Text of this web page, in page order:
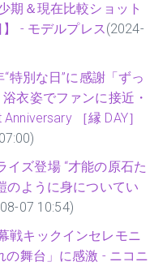
期＆現在比較ショット
- モデルプレス(2024-
特別な日”に感謝「ずっ
衣姿でファンに接近・
［縁 DAY］
イズ登場 “才能の原石た
のように身についてい
07 10:54)
戦キックインセレモニ
の舞台」に感激 - ニコニ